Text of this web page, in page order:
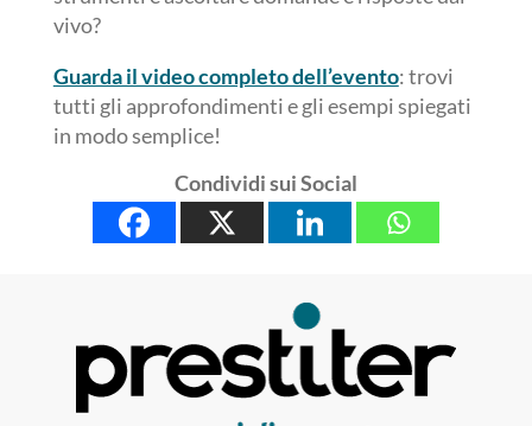
vivo?
Guarda il video completo dell’evento: trovi
tutti gli approfondimenti e gli esempi spiegati
in modo semplice!
Condividi sui Social